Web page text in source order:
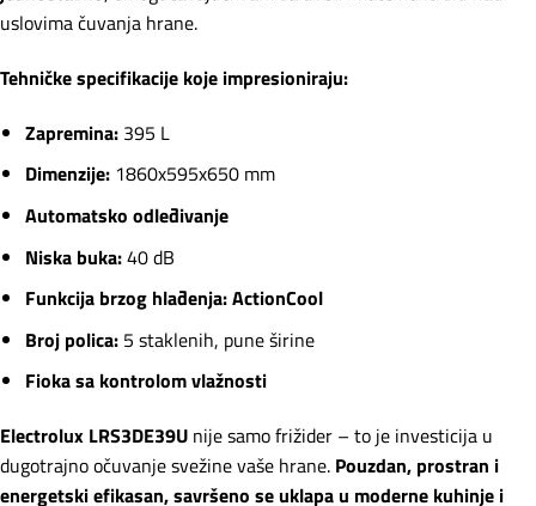
uslovima čuvanja hrane.
Tehničke specifikacije koje impresioniraju:
Zapremina:395 L
Dimenzije:1860x595x650 mm
Automatsko odleđivanje
Niska buka:40 dB
Funkcija brzog hlađenja: ActionCool
Broj polica:5 staklenih, pune širine
Fioka sa kontrolom vlažnosti
Electrolux LRS3DE39U nije samo frižider – to je investicija u
dugotrajno očuvanje svežine vaše hrane. Pouzdan, prostran i
energetski efikasan, savršeno se uklapa u moderne kuhinje i